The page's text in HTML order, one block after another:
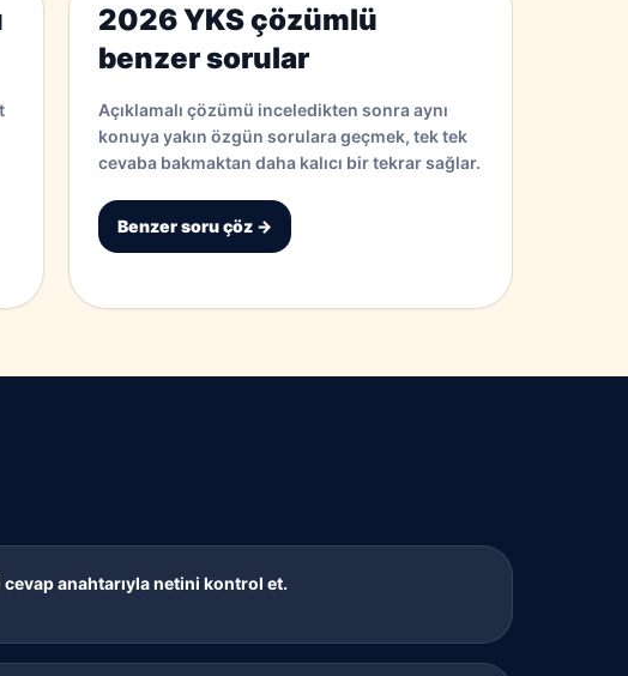
2026 YKS çözümlü
benzer sorular
Açıklamalı çözümü inceledikten sonra aynı
konuya yakın özgün sorulara geçmek, tek tek
cevaba bakmaktan daha kalıcı bir tekrar sağlar.
Benzer soru çöz →
cevap anahtarıyla netini kontrol et.